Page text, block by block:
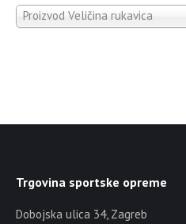
Proizvod Veličina rukavica
Trgovina sportske opreme
Dobojska ulica 34, Zagreb